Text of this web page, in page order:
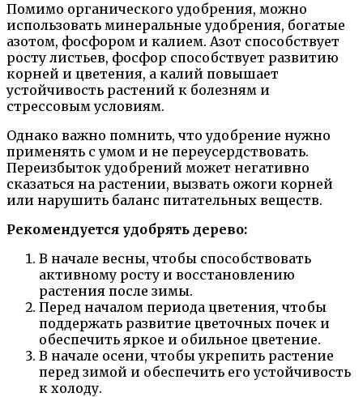
Помимо органического удобрения, можно
использовать минеральные удобрения, богатые
азотом, фосфором и калием. Азот способствует
росту листьев, фосфор способствует развитию
корней и цветения, а калий повышает
устойчивость растений к болезням и
стрессовым условиям.
Однако важно помнить, что удобрение нужно
применять с умом и не переусердствовать.
Переизбыток удобрений может негативно
сказаться на растении, вызвать ожоги корней
или нарушить баланс питательных веществ.
Рекомендуется удобрять дерево:
В начале весны, чтобы способствовать
активному росту и восстановлению
растения после зимы.
Перед началом периода цветения, чтобы
поддержать развитие цветочных почек и
обеспечить яркое и обильное цветение.
В начале осени, чтобы укрепить растение
перед зимой и обеспечить его устойчивость
к холоду.